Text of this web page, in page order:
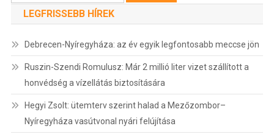
LEGFRISSEBB HÍREK
Debrecen-Nyíregyháza: az év egyik legfontosabb meccse jön
Ruszin-Szendi Romulusz: Már 2 millió liter vizet szállított a
honvédség a vízellátás biztosítására
Hegyi Zsolt: ütemterv szerint halad a Mezőzombor–
Nyíregyháza vasútvonal nyári felújítása